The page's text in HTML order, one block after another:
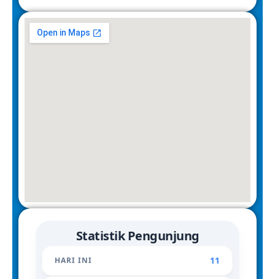
Statistik Pengunjung
HARI INI 11